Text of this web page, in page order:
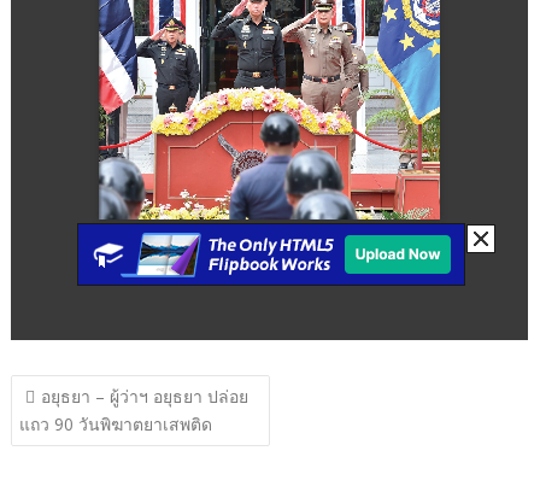
แนะแนว
เรื่อง
อยุธยา – ผู้ว่าฯ อยุธยา ปล่อย
แถว 90 วันพิฆาตยาเสพติด